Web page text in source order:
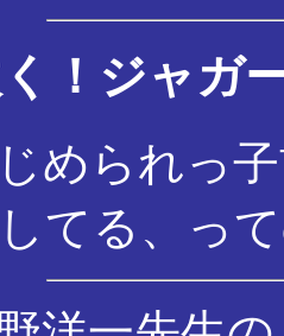
！ジャガ
められっ
てる、っ